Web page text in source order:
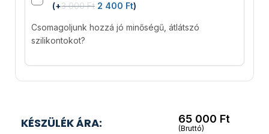
(+3 000Ft 2 400 Ft)
Csomagoljunk hozzá jó minőségű, átlátszó
szilikontokot?
KÉSZÜLÉK ÁRA: 65 000 Ft
(Bruttó)